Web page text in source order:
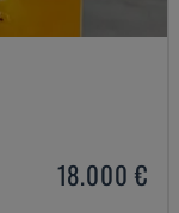
18.000 €